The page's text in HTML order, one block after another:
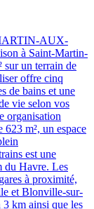
AUX-
à Saint-Martin-
sur un terrain de
offre cinq
de bains et une
vie selon vos
organisation
m², un espace
est une
du Havre. Les
à proximité,
et Blonville-sur-
km ainsi que les